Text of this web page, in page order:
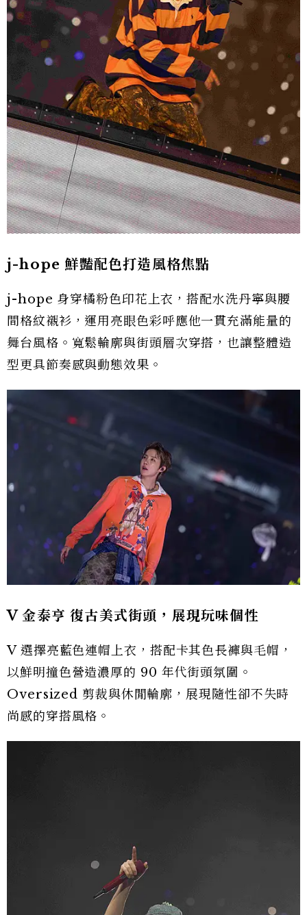
j-hope 鮮豔配色打造風格焦點
j-hope 身穿橘粉色印花上衣，搭配水洗丹寧與腰
間格紋襯衫，運用亮眼色彩呼應他一貫充滿能量的
舞台風格。寬鬆輪廓與街頭層次穿搭，也讓整體造
型更具節奏感與動態效果。
V 金泰亨 復古美式街頭，展現玩味個性
V 選擇亮藍色連帽上衣，搭配卡其色長褲與毛帽，
以鮮明撞色營造濃厚的 90 年代街頭氛圍。
Oversized 剪裁與休閒輪廓，展現隨性卻不失時
尚感的穿搭風格。